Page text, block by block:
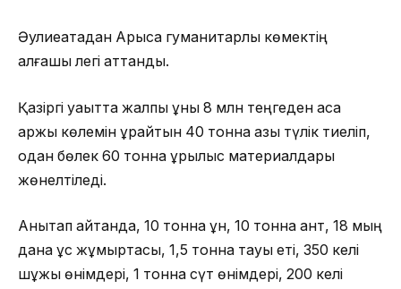
Әулиеатадан Арысқа гуманитарлық көмектің
алғашқы легі аттанды.
Қазіргі уақытта жалпы құны 8 млн теңгеден аса
қаржы көлемін құрайтын 40 тонна азық түлік тиеліп,
одан бөлек 60 тонна құрылыс материалдары
жөнелтіледі.
Анықтап айтқанда, 10 тонна ұн, 10 тонна қант, 18 мың
дана құс жұмыртқасы, 1,5 тонна тауық еті, 350 келі
шұжық өнімдері, 1 тонна сүт өнімдері, 200 келі